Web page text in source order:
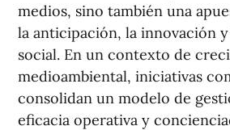
medios, sino también una
la anticipación, la innovación
social. En un contexto de
medioambiental, iniciativas
consolidan un modelo de
eficacia operativa y